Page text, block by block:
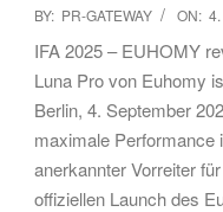
2025-
09-
04
BY: PR-GATEWAY ON:
IFA 2025 – EUHOMY
Luna Pro von Euhomy
Berlin, 4. September
maximale Performance
anerkannter Vorreiter
offiziellen Launch des